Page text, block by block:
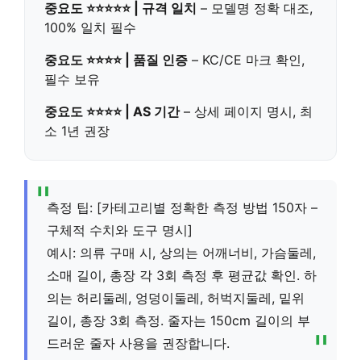
중요도 ⭐⭐⭐⭐⭐ | 규격 일치 – 모델명 정확 대조,
100% 일치 필수
중요도 ⭐⭐⭐⭐ | 품질 인증 – KC/CE 마크 확인,
필수 보유
중요도 ⭐⭐⭐⭐ | AS 기간– 상세 페이지 명시, 최
소 1년 권장
측정 팁: [카테고리별 정확한 측정 방법 150자 –
구체적 수치와 도구 명시]
예시: 의류 구매 시, 상의는 어깨너비, 가슴둘레,
소매 길이, 총장 각 3회 측정 후 평균값 확인. 하
의는 허리둘레, 엉덩이둘레, 허벅지둘레, 밑위
길이, 총장 3회 측정. 줄자는 150cm 길이의 부
드러운 줄자 사용을 권장합니다.